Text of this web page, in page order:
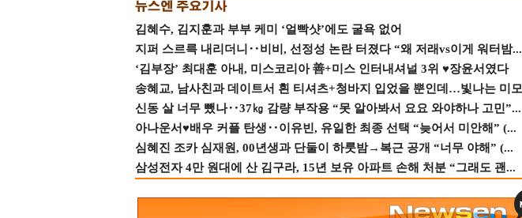
김혜수, 김지훈과 부부 케미 ‘얼빡샷’에도 굴욕 없어
지퍼 스르륵 내리더니‥비비, 선정성 논란 터졌다 “왜 저래vs이게 워터밤...
‘김부장’ 최대훈 아내, 미스코리아 善+미스 인터내셔널 3위 ♥장윤서였다
송혜교, 남사친과 데이트서 흰 티셔츠+청바지 입었을 뿐인데…빛나는 미모
신동 살 너무 뺐나‥37㎏ 감량 부작용 “못 알아봐서 요요 와야하나 고민”...
아나운서♥배우 커플 탄생‥이유빈, 유일한 최종 선택 “늦어서 미안해” (...
심혜진 조카 심재원, 00년생과 단둘이 하룻밤→복근 공개 “너무 야해” (...
삼성전자 4만 원대에 산 김구라, 15년 보유 아파트 손해 처분 “그래도 괜...